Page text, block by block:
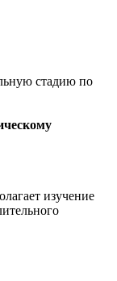
стадию по
изучение